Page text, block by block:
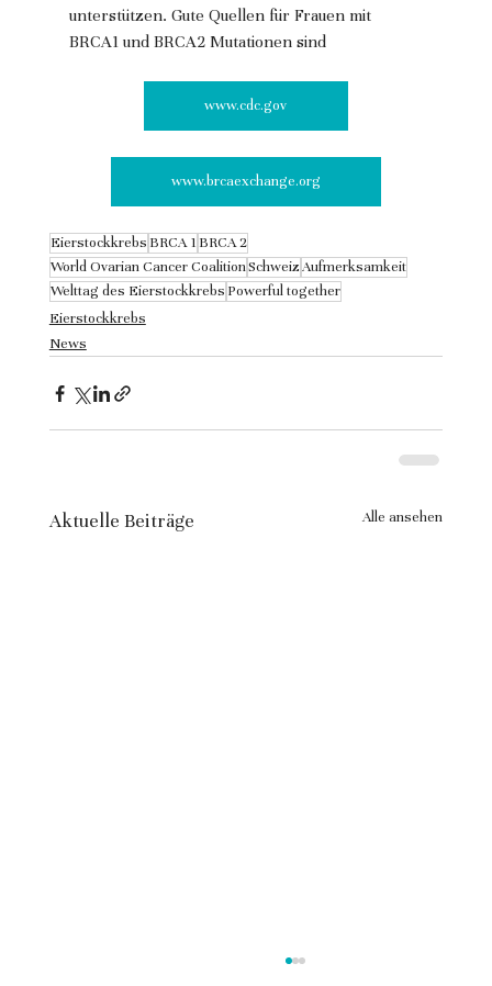
unterstützen. Gute Quellen für Frauen mit
BRCA1 und BRCA2 Mutationen sind
www.cdc.gov
www.brcaexchange.org
Eierstockkrebs BRCA 1 BRCA 2
World Ovarian Cancer CoalitionSchweizAufmerksamkeit
Welttag des Eierstockkrebs Powerful together
Eierstockkrebs
News
Aktuelle Beiträge Alle ansehen